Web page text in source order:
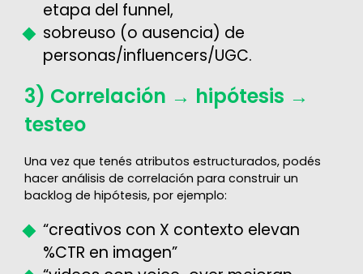
etapa del funnel,
sobreuso (o ausencia) de
personas/influencers/UGC.
3) Correlación → hipótesis →
testeo
Una vez que tenés atributos estructurados, podés
hacer análisis de correlación para construir un
backlog de hipótesis, por ejemplo:
“creativos con X contexto elevan
%CTR en imagen”